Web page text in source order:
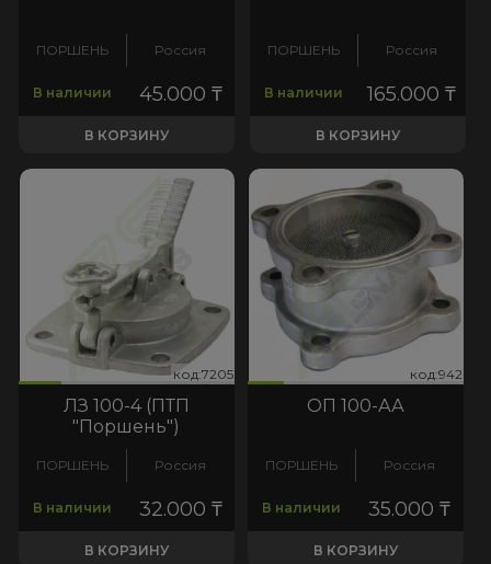
ПОРШЕНЬ Россия
В наличии 45.000 ₸
В КОРЗИНУ
ПОРШЕНЬ Россия
В наличии 165.000₸
В КОРЗИНУ
код:7205 код:7205
ЛЗ 100-4 (ПТП
"Поршень")
ПОРШЕНЬ Россия
В наличии 32.000 ₸
В КОРЗИНУ
код:942 код:942
ОП 100-АА
ПОРШЕНЬ Россия
В наличии 35.000₸
В КОРЗИНУ